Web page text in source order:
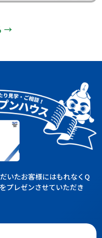
→
いたお客様にはもれなくQ
プレゼンさせていただき